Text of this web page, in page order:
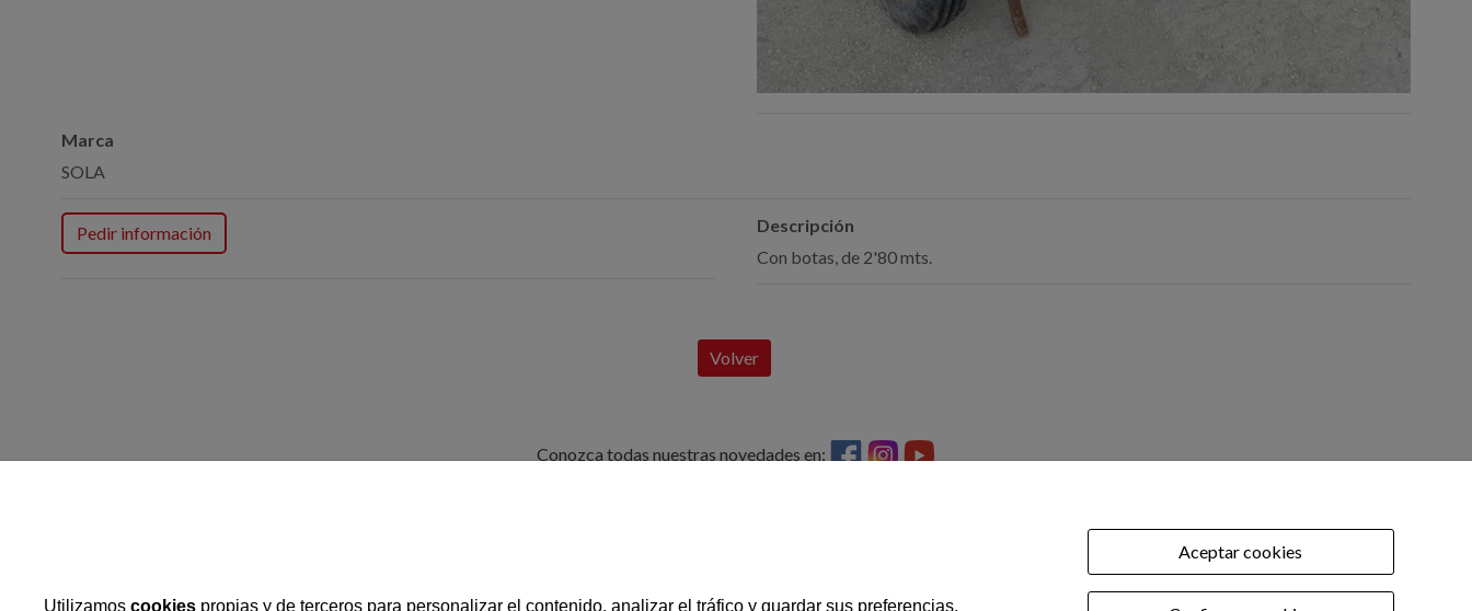
Marca
SOLA
Descripción
Con botas, de 2'80 mts.
Pedir información
Volver
Conozca todas nuestras novedades en:
Utilizamoscookies propias y de terceros para personalizar el contenido, analizar el tráfico y guardar sus preferencias.
Aceptar cookies